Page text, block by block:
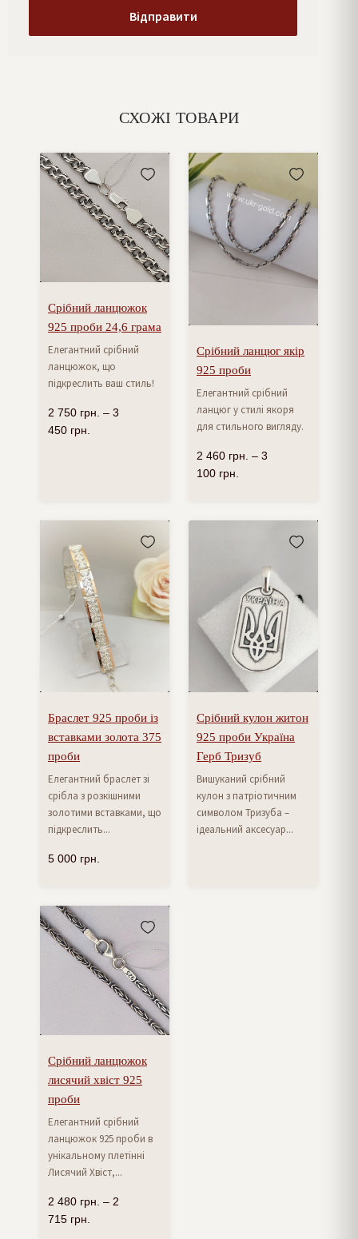
СХОЖІ ТОВАРИ
Срібний ланцюжок
925 проби 24,6 грама
Елегантний срібний
ланцюжок, що
підкреслить ваш стиль!
2 750 грн. – 3
450 грн.
Срібний ланцюг якір
925 проби
Елегантний срібний
ланцюг у стилі якоря
для стильного вигляду.
2 460 грн. – 3
100 грн.
Браслет 925 проби із
вставками золота 375
проби
Елегантний браслет зі
срібла з розкішними
золотими вставками, що
підкреслить...
5 000 грн.
Срібний кулон житон
925 проби Україна
Герб Тризуб
Вишуканий срібний
кулон з патріотичним
символом Тризуба –
ідеальний аксесуар...
Срібний ланцюжок
лисячий хвіст 925
проби
Елегантний срібний
ланцюжок 925 проби в
унікальному плетінні
Лисячий Хвіст,...
2 480 грн. – 2
715 грн.